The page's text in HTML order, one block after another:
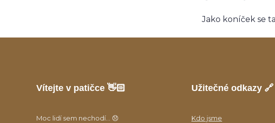
Jako koníček se
Vítejte v patičce 👋🏻
Moc lidí sem nechodí... 😞
Užitečné odkazy 🔗
Kdo jsme